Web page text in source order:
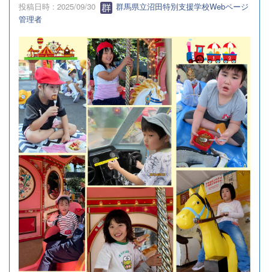
投稿日時 : 2025/09/30
群馬県立沼田特別支援学校Webページ
管理者